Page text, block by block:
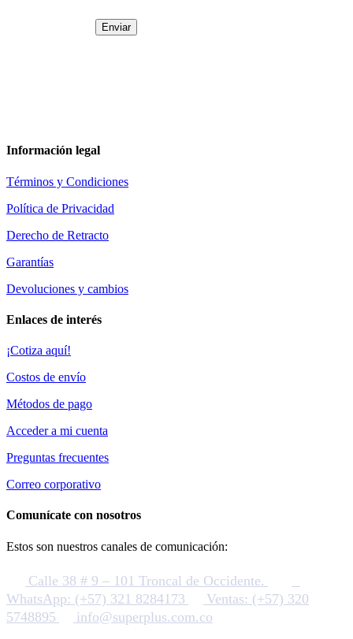
Enviar
Información legal
Términos y Condiciones
Política de Privacidad
Derecho de Retracto
Garantías
Devoluciones y cambios
Enlaces de interés
¡Cotiza aquí!
Costos de envío
Métodos de pago
Acceder a mi cuenta
Preguntas frecuentes
Correo corporativo
Comunícate con nosotros
Estos son nuestros canales de comunicación:
Calle 38 # 9 – 101 Troncal de Occidente.
WhatsApp: (+57) 321 8284173
Ventas: (+57) 320
5748895
info@superplus.com.co